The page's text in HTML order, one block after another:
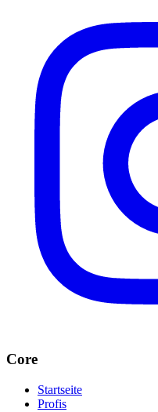
Core
Startseite
Profis